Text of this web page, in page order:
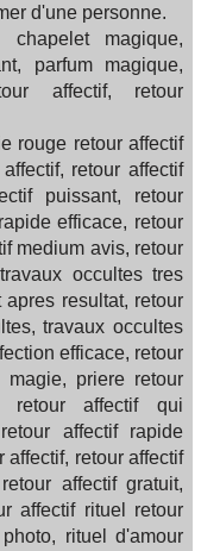
d'une personne.
magique,
parfum magique,
affectif, retour
rouge retour affectif
retour affectif
puissant, retour
efficace, retour
medium avis, retour
occultes tres
resultat, retour
travaux occultes
efficace, retour
priere retour
retour affectif qui
affectif rapide
affectif, retour affectif
affectif gratuit,
affectif rituel retour
rituel d'amour